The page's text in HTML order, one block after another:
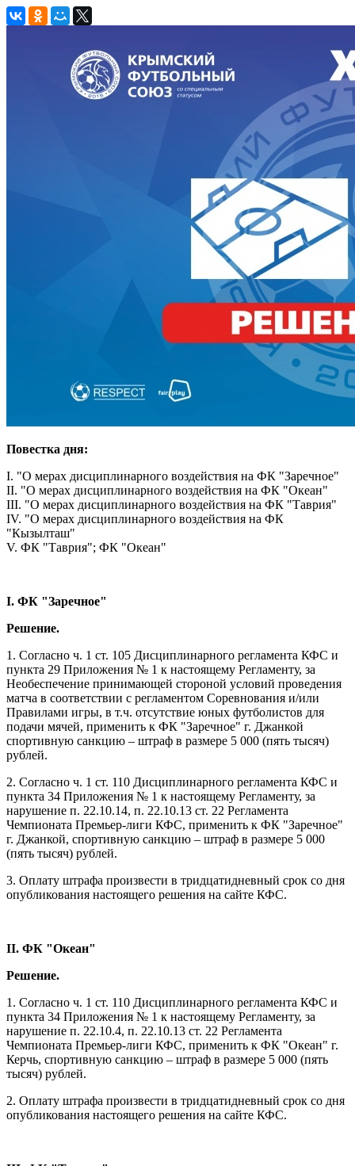
Повестка дня:
I. "О мерах дисциплинарного воздействия на ФК "Заречное"
II. "О мерах дисциплинарного воздействия на ФК "Океан"
III. "О мерах дисциплинарного воздействия на ФК "Таврия"
IV. "О мерах дисциплинарного воздействия на ФК
"Кызылташ"
V. ФК "Таврия"; ФК "Океан"
I. ФК "Заречное"
Решение.
1. Согласно ч. 1 ст. 105 Дисциплинарного регламента КФС и
пункта 29 Приложения № 1 к настоящему Регламенту, за
Необеспечение принимающей стороной условий проведения
матча в соответствии с регламентом Соревнования и/или
Правилами игры, в т.ч. отсутствие юных футболистов для
подачи мячей, применить к ФК "Заречное" г. Джанкой
спортивную санкцию – штраф в размере 5 000 (пять тысяч)
рублей.
2. Согласно ч. 1 ст. 110 Дисциплинарного регламента КФС и
пункта 34 Приложения № 1 к настоящему Регламенту, за
нарушение п. 22.10.14, п. 22.10.13 ст. 22 Регламента
Чемпионата Премьер-лиги КФС, применить к ФК "Заречное"
г. Джанкой, спортивную санкцию – штраф в размере 5 000
(пять тысяч) рублей.
3. Оплату штрафа произвести в тридцатидневный срок со дня
опубликования настоящего решения на сайте КФС.
II. ФК "Океан"
Решение.
1. Согласно ч. 1 ст. 110 Дисциплинарного регламента КФС и
пункта 34 Приложения № 1 к настоящему Регламенту, за
нарушение п. 22.10.4, п. 22.10.13 ст. 22 Регламента
Чемпионата Премьер-лиги КФС, применить к ФК "Океан" г.
Керчь, спортивную санкцию – штраф в размере 5 000 (пять
тысяч) рублей.
2. Оплату штрафа произвести в тридцатидневный срок со дня
опубликования настоящего решения на сайте КФС.